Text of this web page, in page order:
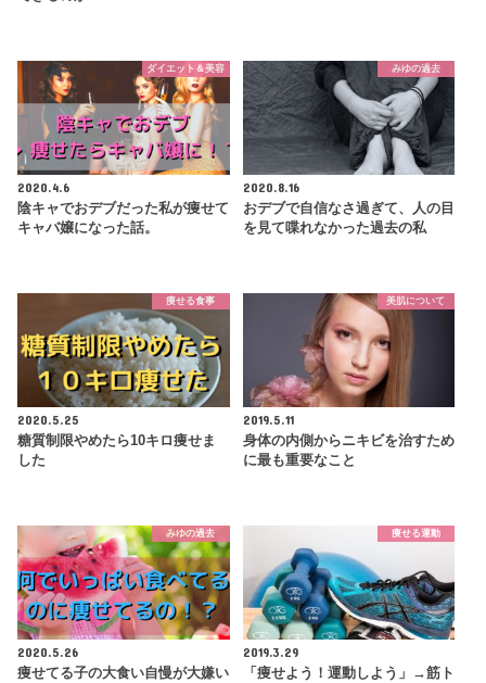
ダイエット＆美容
2020.4.6
陰キャでおデブだった私が痩せて
キャバ嬢になった話。
みゆの過去
2020.8.16
おデブで自信なさ過ぎて、人の目
を見て喋れなかった過去の私
痩せる食事
2020.5.25
糖質制限やめたら10キロ痩せま
した
美肌について
2019.5.11
身体の内側からニキビを治すため
に最も重要なこと
みゆの過去
2020.5.26
痩せてる子の大食い自慢が大嫌い
痩せる運動
2019.3.29
「痩せよう！運動しよう」→筋ト